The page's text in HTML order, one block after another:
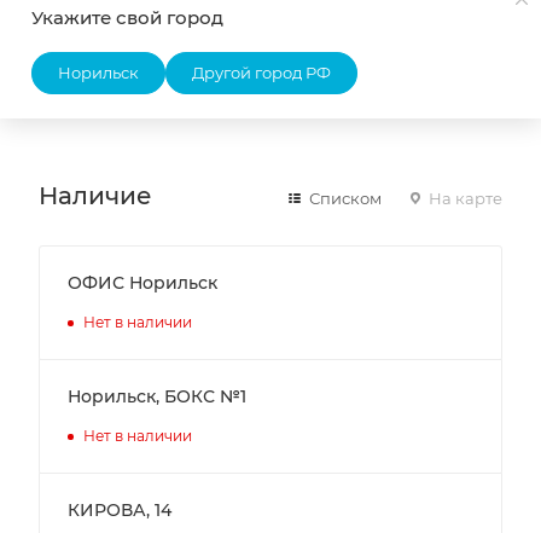
жидкого припоя при пайке углеродистых и
низколегированных сталей, меди, никеля и их
сплавов. Это одно из самых распространенных
Наличие Списком На карте
ОФИС Норильск
Нет в наличии
Норильск, БОКС №1
Нет в наличии
КИРОВА, 14
Укажите свой город
Норильск Другой город РФ